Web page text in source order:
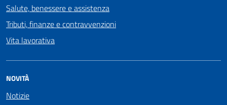
Salute, benessere e assistenza
Tributi, finanze e contravvenzioni
Vita lavorativa
NOVITÀ
Notizie